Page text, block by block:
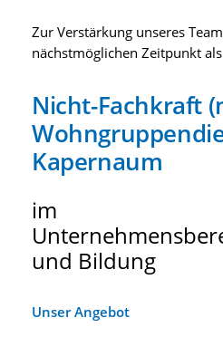
Zur Verstärkung unseres
nächstmöglichen Zeitpunkt als
Nicht-Fachkraft
Kapernaum
im
und Bildung
Unser Angebot